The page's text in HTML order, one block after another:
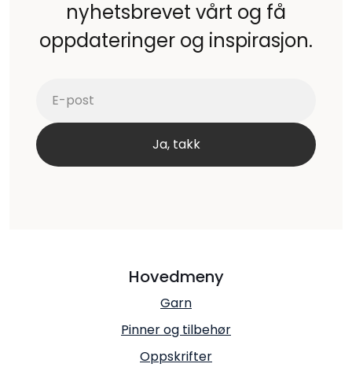
nyhetsbrevet vårt og få
oppdateringer og inspirasjon.
Hovedmeny
Garn
Pinner og tilbehør
Oppskrifter